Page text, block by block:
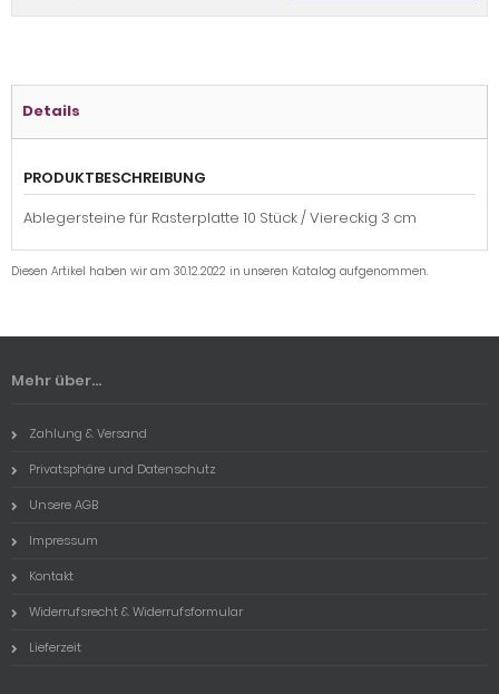
Details
PRODUKTBESCHREIBUNG
Ablegersteine für Rasterplatte 10 Stück / Viereckig 3 cm
Diesen Artikel haben wir am 30.12.2022 in unseren Katalog aufgenommen.
Mehr über...
Zahlung & Versand
Privatsphäre und Datenschutz
Unsere AGB
Impressum
Kontakt
Widerrufsrecht & Widerrufsformular
Lieferzeit